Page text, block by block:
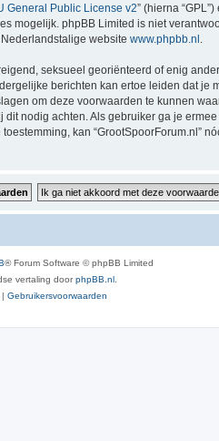
General Public License v2” (hierna
mogelijk. phpBB Limited is niet
website www.phpbb.nl .
seksueel georiënteerd of enig
berichten kan ertoe leiden dat
om deze voorwaarden te kunnen
nodig achten. Als gebruiker ga je
kan “GrootSpoorForum.nl”
® Forum Software © phpBB Limited
vertaling doorphpBB.nl
| Gebruikersvoorwaarden